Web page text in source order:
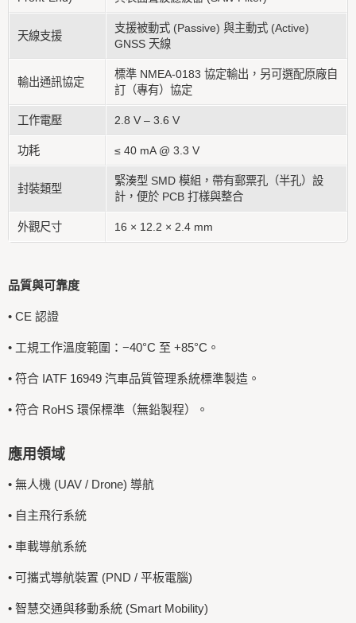
天線支援
支援被動式 (Passive) 與主動式 (Active)
GNSS 天線
輸出通訊協定
標準 NMEA-0183 協定輸出，另可選配原廠自
訂（專有）協定
工作電壓 2.8 V – 3.6 V
功耗 ≤ 40 mA @ 3.3 V
封裝類型
緊湊型 SMD 模組，帶有郵票孔（半孔）設
計，便於 PCB 打樣與整合
外觀尺寸 16 × 12.2 × 2.4 mm
品質與可靠度
• CE 認證
• 工規工作溫度範圍：−40°C 至 +85°C。
• 符合 IATF 16949 汽車品質管理系統標準製造。
• 符合 RoHS 環保標準（無鉛製程）。
應用領域
• 無人機 (UAV / Drone) 導航
• 自主飛行系統
• 車載導航系統
• 可攜式導航裝置 (PND / 平板電腦)
• 智慧交通與移動系統 (Smart Mobility)